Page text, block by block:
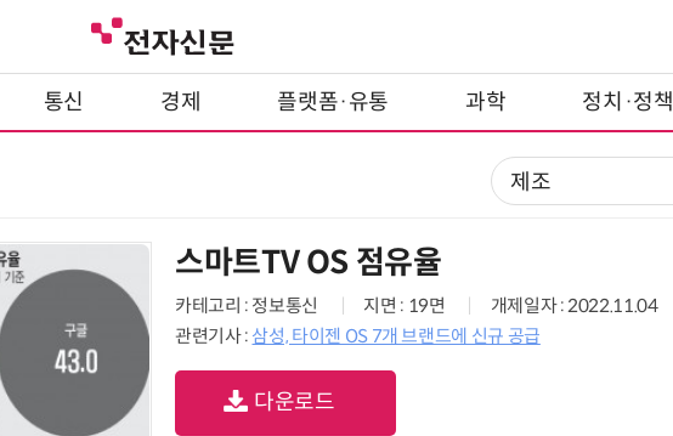
통신 경제 플랫폼·유통 과학 정치·정책
스마트TV OS 점유율
카테고리 : 정보통신 지면 : 19면
개제일자 : 2022.11.04
관련기사 : 삼성, 타이젠 OS 7개 브랜드에 신규 공급
다운로드